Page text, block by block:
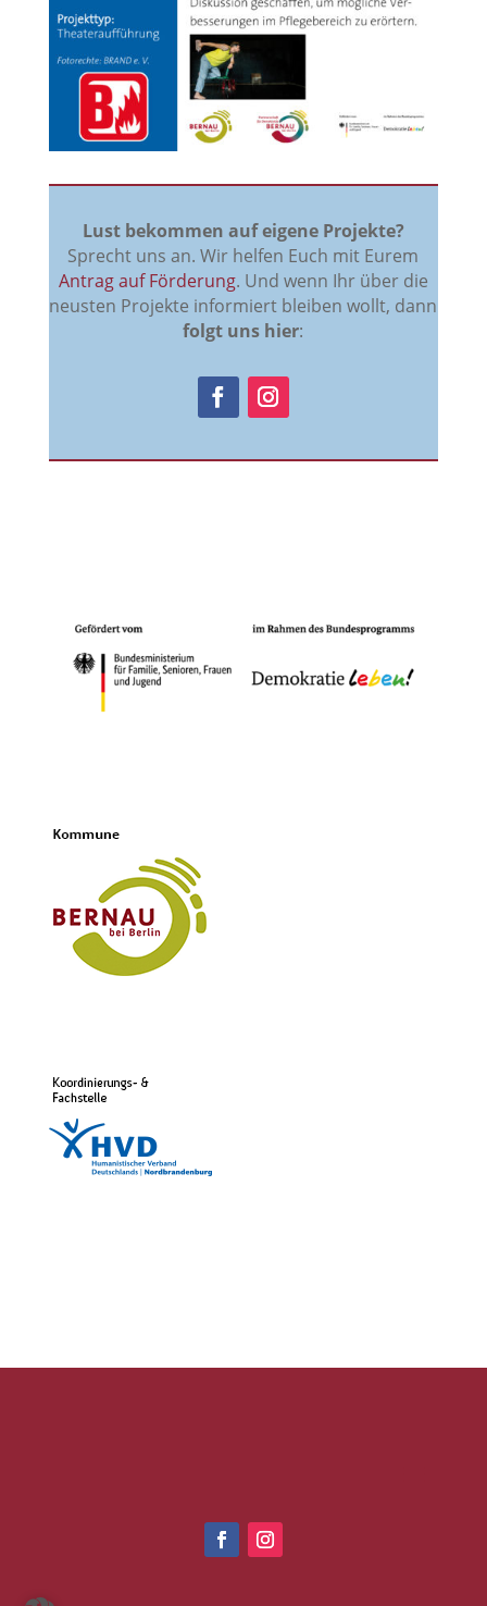
Lust bekommen auf eigene Projekte?
Sprecht uns an. Wir helfen Euch mit Eurem
Antrag auf Förderung. Und wenn Ihr über die
neusten Projekte informiert bleiben wollt, dann
folgt uns hier: